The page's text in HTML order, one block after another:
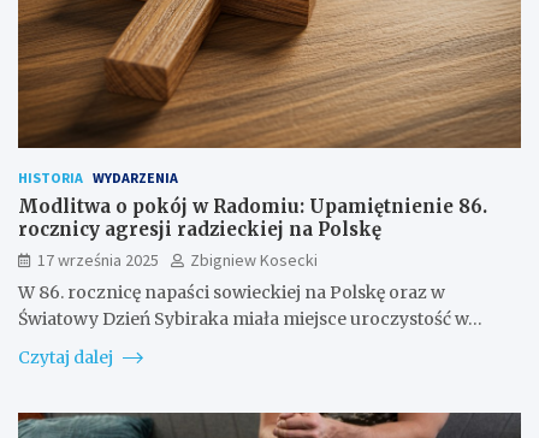
HISTORIA WYDARZENIA
Modlitwa o pokój w Radomiu: Upamiętnienie 86.
rocznicy agresji radzieckiej na Polskę
17 września 2025
Zbigniew Kosecki
W 86. rocznicę napaści sowieckiej na Polskę oraz w
Światowy Dzień Sybiraka miała miejsce uroczystość w…
Czytaj dalej